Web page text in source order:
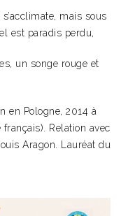
mais sous
est paradis perdu,
un songe rouge et
en Pologne, 2014 à
Relation avec
Aragon. Lauréat du